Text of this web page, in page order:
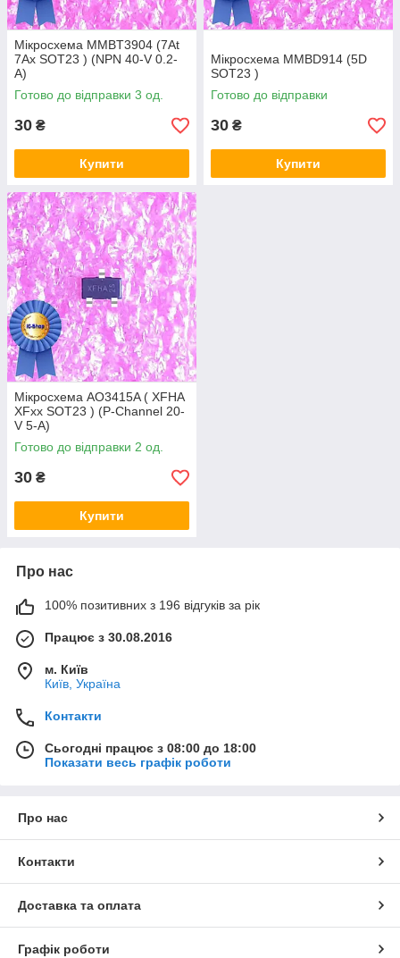
Мікросхема MMBT3904 (7At
7Ax SOT23 ) (NPN 40-V 0.2-
A)
Готово до відправки 3 од.
30 ₴
Купити
Мікросхема MMBD914 (5D
SOT23 )
Готово до відправки
30 ₴
Купити
Мікросхема AO3415A ( XFHA
XFxx SOT23 ) (P-Channel 20-
V 5-A)
Готово до відправки 2 од.
30 ₴
Купити
Про нас
100% позитивних з 196 відгуків за рік
Працює з 30.08.2016
м. Київ
Київ, Україна
Контакти
Сьогодні працює з 08:00 до 18:00
Показати весь графік роботи
Про нас
Контакти
Доставка та оплата
Графік роботи